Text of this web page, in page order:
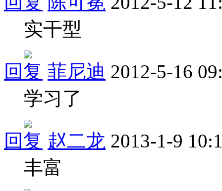
实干型
回复 菲尼迪 2012-5-16
学习了
回复 赵二龙 2013-1-9
丰富